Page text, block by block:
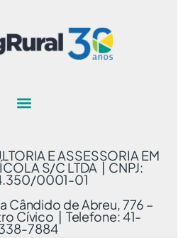
E ASSESSORIA EM
S/C LTDA | CNPJ:
0001-01
Cândido de Abreu, 776 –
Cívico | Telefone: 41-
7884